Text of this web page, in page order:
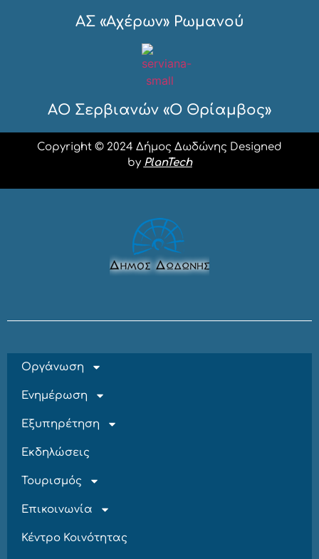
ΑΣ «Αχέρων» Ρωμανού
ΑΟ Σερβιανών «Ο Θρίαμβος»
Copyright © 2024 Δήμος Δωδώνης Designed
by PlanTech
Οργάνωση
Ενημέρωση
Εξυπηρέτηση
Εκδηλώσεις
Τουρισμός
Επικοινωνία
Κέντρο Κοινότητας